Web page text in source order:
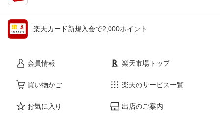
楽天カード新規入会で2,000ポイント
会員情報
買い物かご
お気に入り
楽天市場トップ
楽天のサービス一覧
出店のご案内